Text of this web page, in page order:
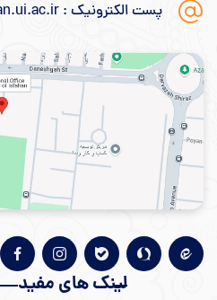
پست الکترونیک : moavenat-amouzeshi@dean.ui.ac.ir
لینک های مفید